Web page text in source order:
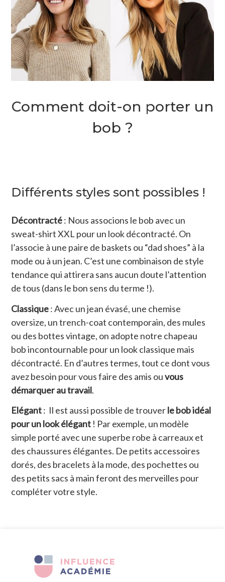
Comment doit-on porter un
bob ?
Différents styles sont possibles !
Décontracté: Nous associons le bob avec un
sweat-shirt XXL pour un look décontracté. On
l’associe à une paire de baskets ou “dad shoes” à la
mode ou à un jean. C’est une combinaison de style
tendance qui attirera sans aucun doute l’attention
de tous (dans le bon sens du terme !).
Classique: Avec un jean évasé, une chemise
oversize, un trench-coat contemporain, des mules
ou des bottes vintage, on adopte notre chapeau
bob incontournable pour un look classique mais
décontracté. En d’autres termes, tout ce dont vous
avez besoin pour vous faire des amis ouvous
démarquer au travail.
Elégant: Il est aussi possible de trouverle bob idéal
pour un look élégant ! Par exemple, un modèle
simple porté avec une superbe robe à carreaux et
des chaussures élégantes. De petits accessoires
dorés, des bracelets à la mode, des pochettes ou
des petits sacs à main feront des merveilles pour
compléter votre style.